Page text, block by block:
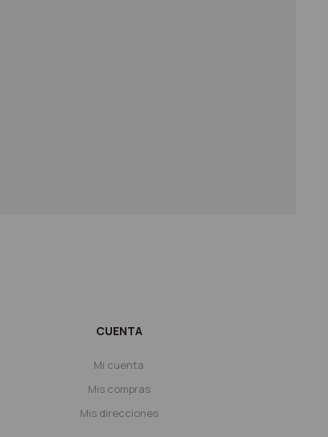
CUENTA
Mi cuenta
Mis compras
Mis direcciones